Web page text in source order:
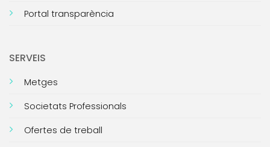
Portal transparència
SERVEIS
Metges
Societats Professionals
Ofertes de treball